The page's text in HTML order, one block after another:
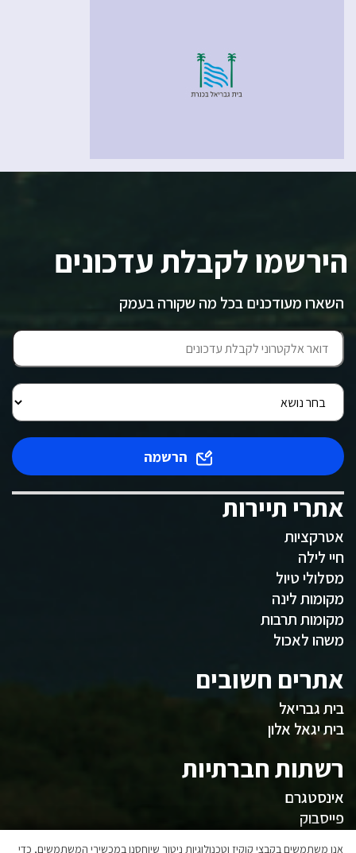
הירשמו לקבלת עדכונים
השארו מעודכנים בכל מה שקורה בעמק
הרשמה
אתרי תיירות
אטרקציות
חיי לילה
מסלולי טיול
מקומות לינה
מקומות תרבות
משהו לאכול
אתרים חשובים
בית גבריאל
בית יגאל אלון
רשתות חברתיות
אינסטגרם
פייסבוק
אנו משתמשים בקבצי קוקיז וטכנולוגיות ניטור שיוחסנו במכשירי המשתמשים, כדי